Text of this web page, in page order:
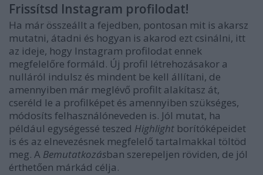
Frissítsd Instagram profilodat!
Ha már összeállt a fejedben, pontosan mit is akarsz
mutatni, átadni és hogyan is akarod ezt csinálni, itt
az ideje, hogy Instagram profilodat ennek
megfelelőre formáld. Új profil létrehozásakor a
nulláról indulsz és mindent be kell állítani, de
amennyiben már meglévő profilt alakítasz át,
cseréld le a profilképet és amennyiben szükséges,
módosíts felhasználóneveden is. Jól mutat, ha
például egységessé teszed Highlight borítóképeidet
is és az elnevezésnek megfelelő tartalmakkal töltöd
meg. A Bemutatkozásban szerepeljen röviden, de jól
érthetően márkád célja.